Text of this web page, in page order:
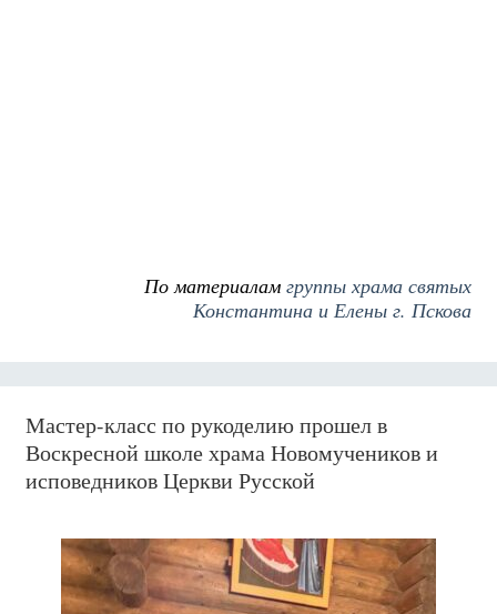
По материаламгруппы храма святых
Константина и Елены г. Пскова
Мастер-класс по рукоделию прошел в
Воскресной школе храма Новомучеников и
исповедников Церкви Русской